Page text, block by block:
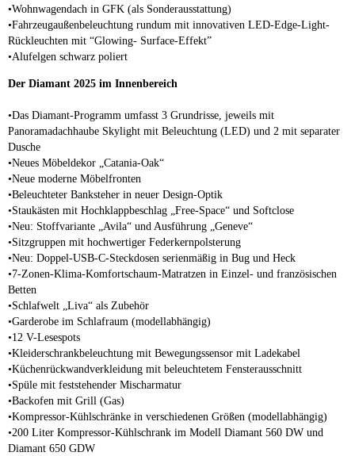
•Wohnwagendach in GFK (als Sonderausstattung)
•Fahrzeugaußenbeleuchtung rundum mit innovativen LED-Edge-Light-
Rückleuchten mit “Glowing- Surface-Effekt”
•Alufelgen schwarz poliert
Der Diamant 2025 im Innenbereich
•Das Diamant-Programm umfasst 3 Grundrisse, jeweils mit
Panoramadachhaube Skylight mit Beleuchtung (LED) und 2 mit separater
Dusche
•Neues Möbeldekor „Catania-Oak“
•Neue moderne Möbelfronten
•Beleuchteter Banksteher in neuer Design-Optik
•Staukästen mit Hochklappbeschlag „Free-Space“ und Softclose
•Neu: Stoffvariante „Avila“ und Ausführung „Geneve“
•Sitzgruppen mit hochwertiger Federkernpolsterung
•Neu: Doppel-USB-C-Steckdosen serienmäßig in Bug und Heck
•7-Zonen-Klima-Komfortschaum-Matratzen in Einzel- und französischen
Betten
•Schlafwelt „Liva“ als Zubehör
•Garderobe im Schlafraum (modellabhängig)
•12 V-Lesespots
•Kleiderschrankbeleuchtung mit Bewegungssensor mit Ladekabel
•Küchenrückwandverkleidung mit beleuchtetem Fensterausschnitt
•Spüle mit feststehender Mischarmatur
•Backofen mit Grill (Gas)
•Kompressor-Kühlschränke in verschiedenen Größen (modellabhängig)
•200 Liter Kompressor-Kühlschrank im Modell Diamant 560 DW und
Diamant 650 GDW